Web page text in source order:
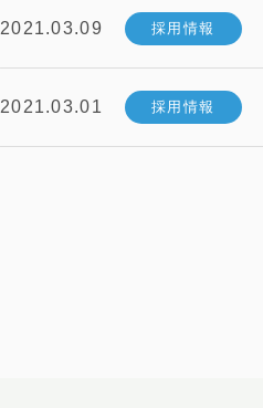
2021.03.09 採用情報
2021.03.01 採用情報